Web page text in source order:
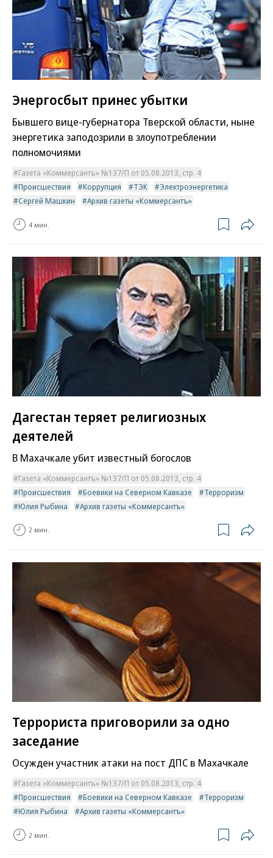
Энергосбыт принес убытки
Бывшего вице-губернатора Тверской области, ныне
энергетика заподозрили в злоупотреблении
полномочиями
Газета «Коммерсантъ» №137/П от 05.08.2013, стр. 4
Происшествия
Коррупция ТЭК
Электроэнергетика
Сергей Машкин
Архив газеты «Коммерсантъ»
4 мин.
Дагестан теряет религиозных
деятелей
В Махачкале убит известный богослов
Газета «Коммерсантъ» №137/П от 05.08.2013, стр. 4
Происшествия
Боевики на Северном Кавказе
Терроризм
Юлия Рыбина
Архив газеты «Коммерсантъ»
2 мин.
Террориста приговорили за одно
заседание
Осужден участник атаки на пост ДПС в Махачкале
Газета «Коммерсантъ» №137/П от 05.08.2013, стр. 4
Происшествия
Боевики на Северном Кавказе
Терроризм
Юлия Рыбина
Архив газеты «Коммерсантъ»
2 мин.